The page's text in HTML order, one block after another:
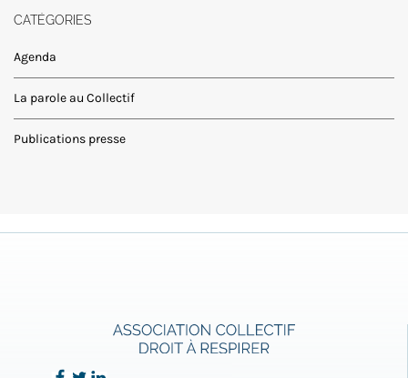
CATÉGORIES
Agenda
La parole au Collectif
Publications presse